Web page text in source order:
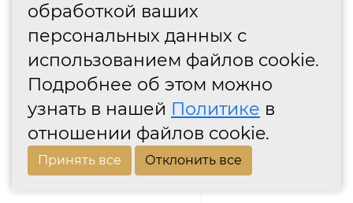
обработкой ваших
персональных данных с
использованием файлов cookie.
Подробнее об этом можно
узнать в нашей Политике в
отношении файлов cookie.
Принять все Отклонить все